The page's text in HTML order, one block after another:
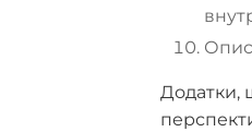
Опис
Додатки,